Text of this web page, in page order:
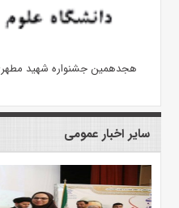
هجدهمین جشنواره شهید مطهری
سایر اخبار عمومی